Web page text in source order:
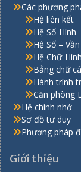
Các phương
Hệ liên kết
Hệ Số-Hình
Hệ Số – Vần
Hệ Chữ-Hình
Bảng chữ
Hành trình
Căn phòng
Hệ chính nhớ
Sơ đồ tư duy
Phương pháp
Giới thiệu